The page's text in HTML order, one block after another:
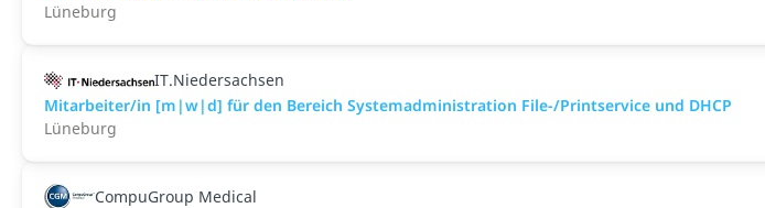
Lüneburg
IT.Niedersachsen
Mitarbeiter/in [m|w|d] für den Bereich Systemadministration File-/Printservice und DHCP
Lüneburg
CompuGroup Medical